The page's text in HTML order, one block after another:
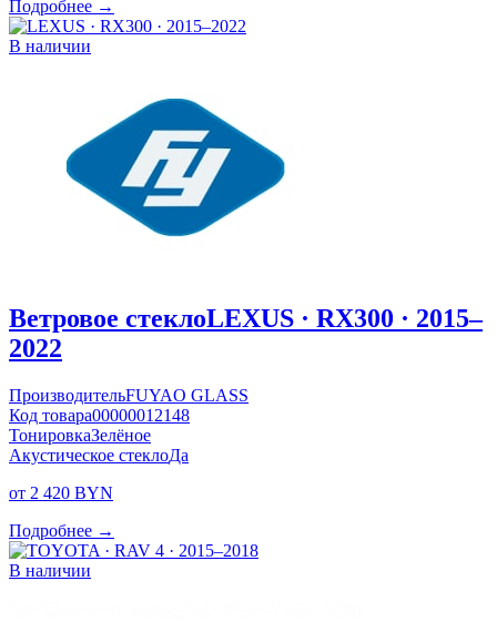
Подробнее →
В наличии
Ветровое стеклоLEXUS · RX300 · 2015–
2022
ПроизводительFUYAO GLASS
Код товара00000012148
ТонировкаЗелёное
Акустическое стеклоДа
от 2 420 BYN
Подробнее →
В наличии